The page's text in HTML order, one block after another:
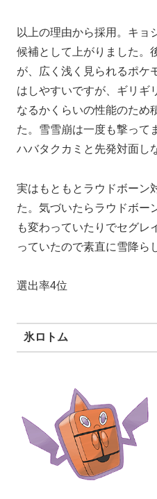
以上の理由から採用。キョ
候補として上がりました。
が、広く浅く見られるポケ
はしやすいですが、ギリギ
なるかくらいの性能のため
た。雪雪崩は一度も撃って
ハバタクカミと先発対面し
実はもともとラウドボーン
た。気づいたらラウドボー
も変わっていたりでセグレ
っていたので素直に雪降ら
選出率4位
氷ロトム